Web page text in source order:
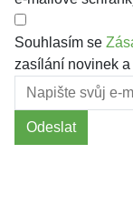
Souhlasím se
zasílání novinek
Odeslat